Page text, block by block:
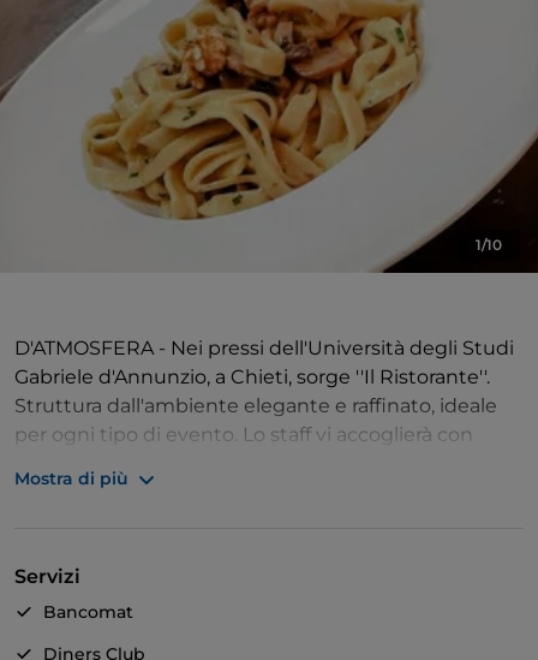
1/10
D'ATMOSFERA - Nei pressi dell'Università degli Studi
Gabriele d'Annunzio, a Chieti, sorge ''Il Ristorante''.
Struttura dall'ambiente elegante e raffinato, ideale
per ogni tipo di evento. Lo staff vi accoglierà con
produzione. Ingredienti sempre freschi e di qualità.
Sarà inoltre possibile prenotare squisiti piatti
Mostra di più
Servizi
Bancomat
Diners Club